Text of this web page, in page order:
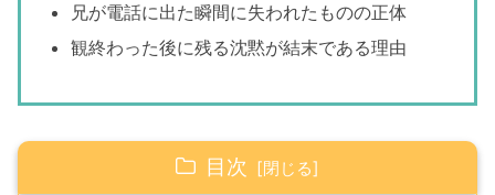
兄が電話に出た瞬間に失われたものの正体
観終わった後に残る沈黙が結末である理由
目次